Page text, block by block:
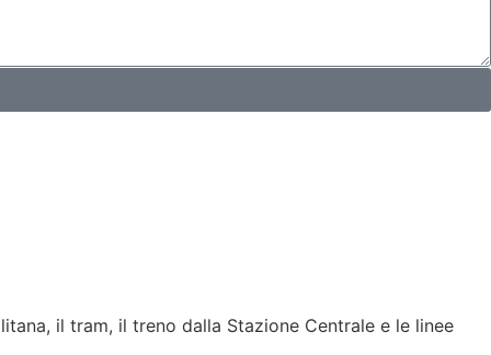
il tram, il treno dalla Stazione Centrale e le linee